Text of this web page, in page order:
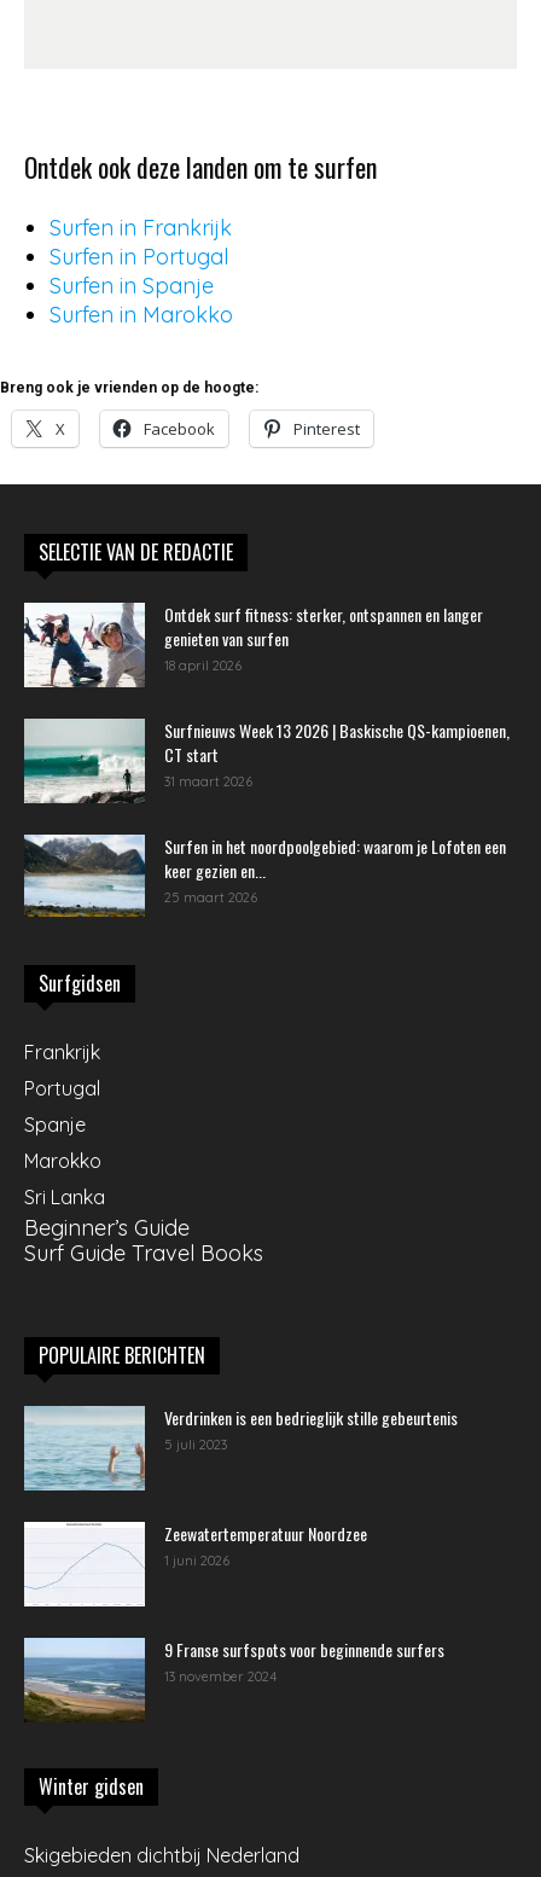
Ontdek ook deze landen om te surfen
Surfen in Frankrijk
Surfen in Portugal
Surfen in Spanje
Surfen in Marokko
Breng ook je vrienden op de hoogte:
X Facebook Pinterest
SELECTIE VAN DE REDACTIE
Ontdek surf fitness: sterker, ontspannen en langer
genieten van surfen
18 april 2026
Surfnieuws Week 13 2026 | Baskische QS-kampioenen,
CT start
31 maart 2026
Surfen in het noordpoolgebied: waarom je Lofoten een
keer gezien en...
25 maart 2026
Surfgidsen
Frankrijk
Portugal
Spanje
Marokko
Sri Lanka
Beginner’s Guide
Surf Guide Travel Books
POPULAIRE BERICHTEN
Verdrinken is een bedrieglijk stille gebeurtenis
5 juli 2023
Zeewatertemperatuur Noordzee
1 juni 2026
9 Franse surfspots voor beginnende surfers
13 november 2024
Winter gidsen
Skigebieden dichtbij Nederland